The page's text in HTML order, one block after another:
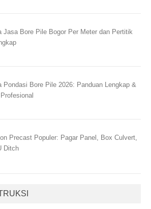
Jasa Bore Pile Bogor Per Meter dan Pertitik
Pondasi Bore Pile 2026: Panduan Lengkap &
Precast Populer: Pagar Panel, Box Culvert,
Ditch